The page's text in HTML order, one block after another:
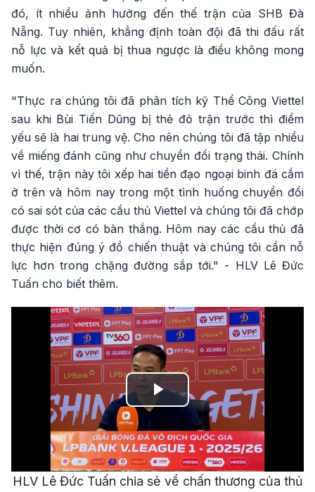
đó, ít nhiều ảnh hưởng đến thế trận của SHB Đà
Nẵng. Tuy nhiên, khẳng định toàn đội đã thi đấu rất
nỗ lực và kết quả bị thua ngược là điều không mong
muốn.
"Thực ra chúng tôi đã phân tích kỹ Thể Công Viettel
sau khi Bùi Tiến Dũng bị thẻ đỏ trận trước thì điểm
yếu sẽ là hai trung vệ. Cho nên chúng tôi đã tập nhiều
về miếng đánh cũng như chuyển đổi trạng thái. Chính
vì thế, trận này tôi xếp hai tiền đạo ngoại binh đá cắm
ở trên và hôm nay trong một tình huống chuyển đổi
có sai sót của các cầu thủ Viettel và chúng tôi đã chớp
được thời cơ có bàn thắng. Hôm nay các cầu thủ đã
thực hiện đúng ý đồ chiến thuật và chúng tôi cần nỗ
lực hơn trong chặng đường sắp tới." - HLV Lê Đức
Tuấn cho biết thêm.
Play
Video
HLV Lê Đức Tuấn chia sẻ về chấn thương của thủ